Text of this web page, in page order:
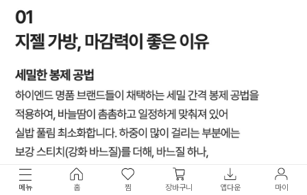
메뉴 홈 찜 장바구니 앱다운 마이